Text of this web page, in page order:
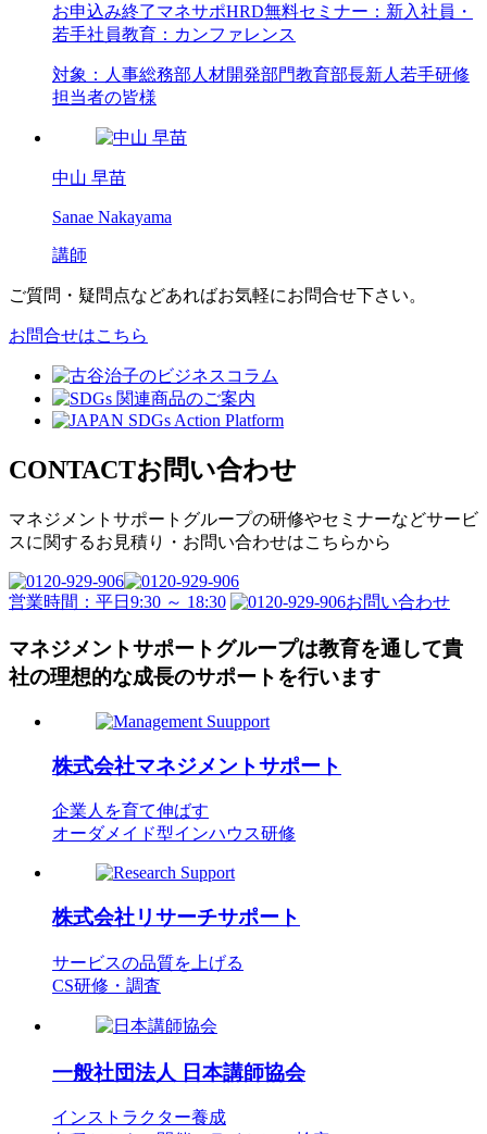
お申込み終了マネサポHRD無料セミナー：新入社員・
若手社員教育：カンファレンス
対象： 人事総務部 人材開発部門教育部長新人 若手研修
担当者の皆様
中山 早苗
Sanae Nakayama
講師
ご質問・疑問点などあればお気軽にお問合せ下さい。
お問合せはこちら
CONTACTお問い合わせ
マネジメントサポートグループの研修やセミナーなどサービ
スに関するお見積り・ お問い合わせはこちらから
営業時間：平日9:30 ～ 18:30 お問い合わせ
マネジメントサポートグループは教育を通して貴
社の理想的な成長のサポートを行います
株式会社マネジメントサポート
企業人を育て伸ばす
オーダメイド型インハウス研修
株式会社リサーチサポート
サービスの品質を上げる
CS研修・調査
一般社団法人 日本講師協会
インストラクター養成